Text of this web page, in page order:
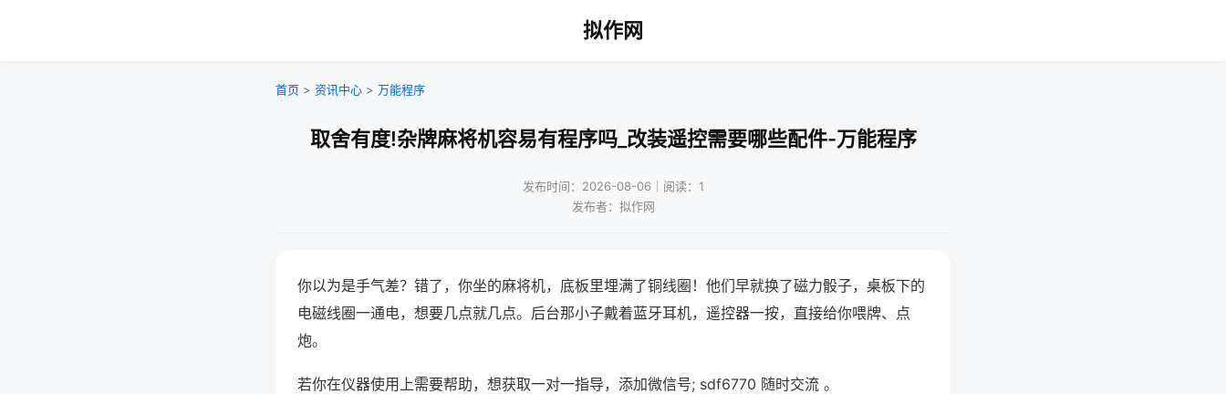
拟作网
首页 > 资讯中心 > 万能程序
取舍有度!杂牌麻将机容易有程序吗_改装遥控需要哪些配件-万能程序
发布时间：2026-08-06｜阅读：1
发布者：拟作网
你以为是手气差？错了，你坐的麻将机，底板里埋满了铜线圈！他们早就换了磁力骰子，桌板下的
电磁线圈一通电，想要几点就几点。后台那小子戴着蓝牙耳机，遥控器一按，直接给你喂牌、点
炮。
若你在仪器使用上需要帮助，想获取一对一指导，添加微信号; sdf6770 随时交流 。